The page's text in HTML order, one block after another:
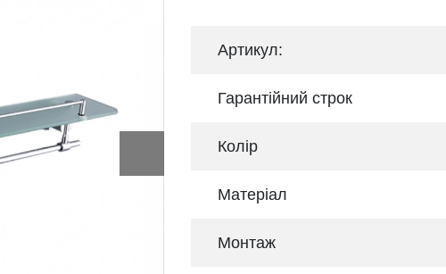
Артикул:
Гарантійний строк
Колір
Матеріал
Монтаж